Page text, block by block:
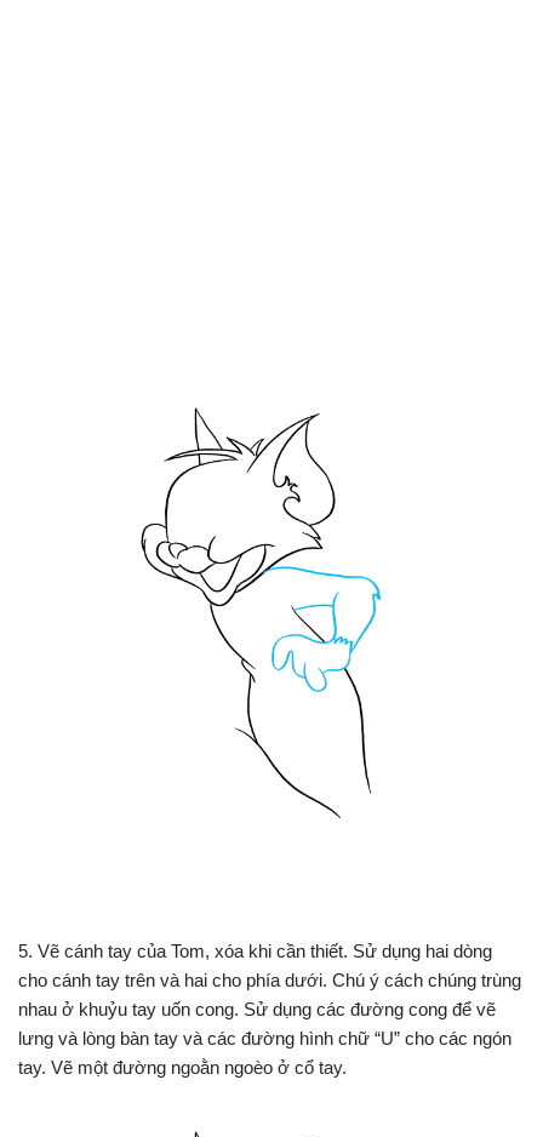
5. Vẽ cánh tay của Tom, xóa khi cần thiết. Sử dụng hai dòng
cho cánh tay trên và hai cho phía dưới. Chú ý cách chúng trùng
nhau ở khuỷu tay uốn cong. Sử dụng các đường cong để vẽ
lưng và lòng bàn tay và các đường hình chữ “U” cho các ngón
tay. Vẽ một đường ngoằn ngoèo ở cổ tay.